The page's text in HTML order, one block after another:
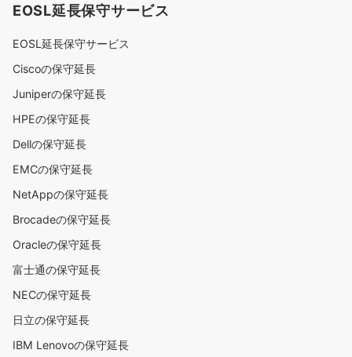
EOSL延長保守サービス
EOSL延長保守サービス
Ciscoの保守延長
Juniperの保守延長
HPEの保守延長
Dellの保守延長
EMCの保守延長
NetAppの保守延長
Brocadeの保守延長
Oracleの保守延長
富士通の保守延長
NECの保守延長
日立の保守延長
IBM Lenovoの保守延長